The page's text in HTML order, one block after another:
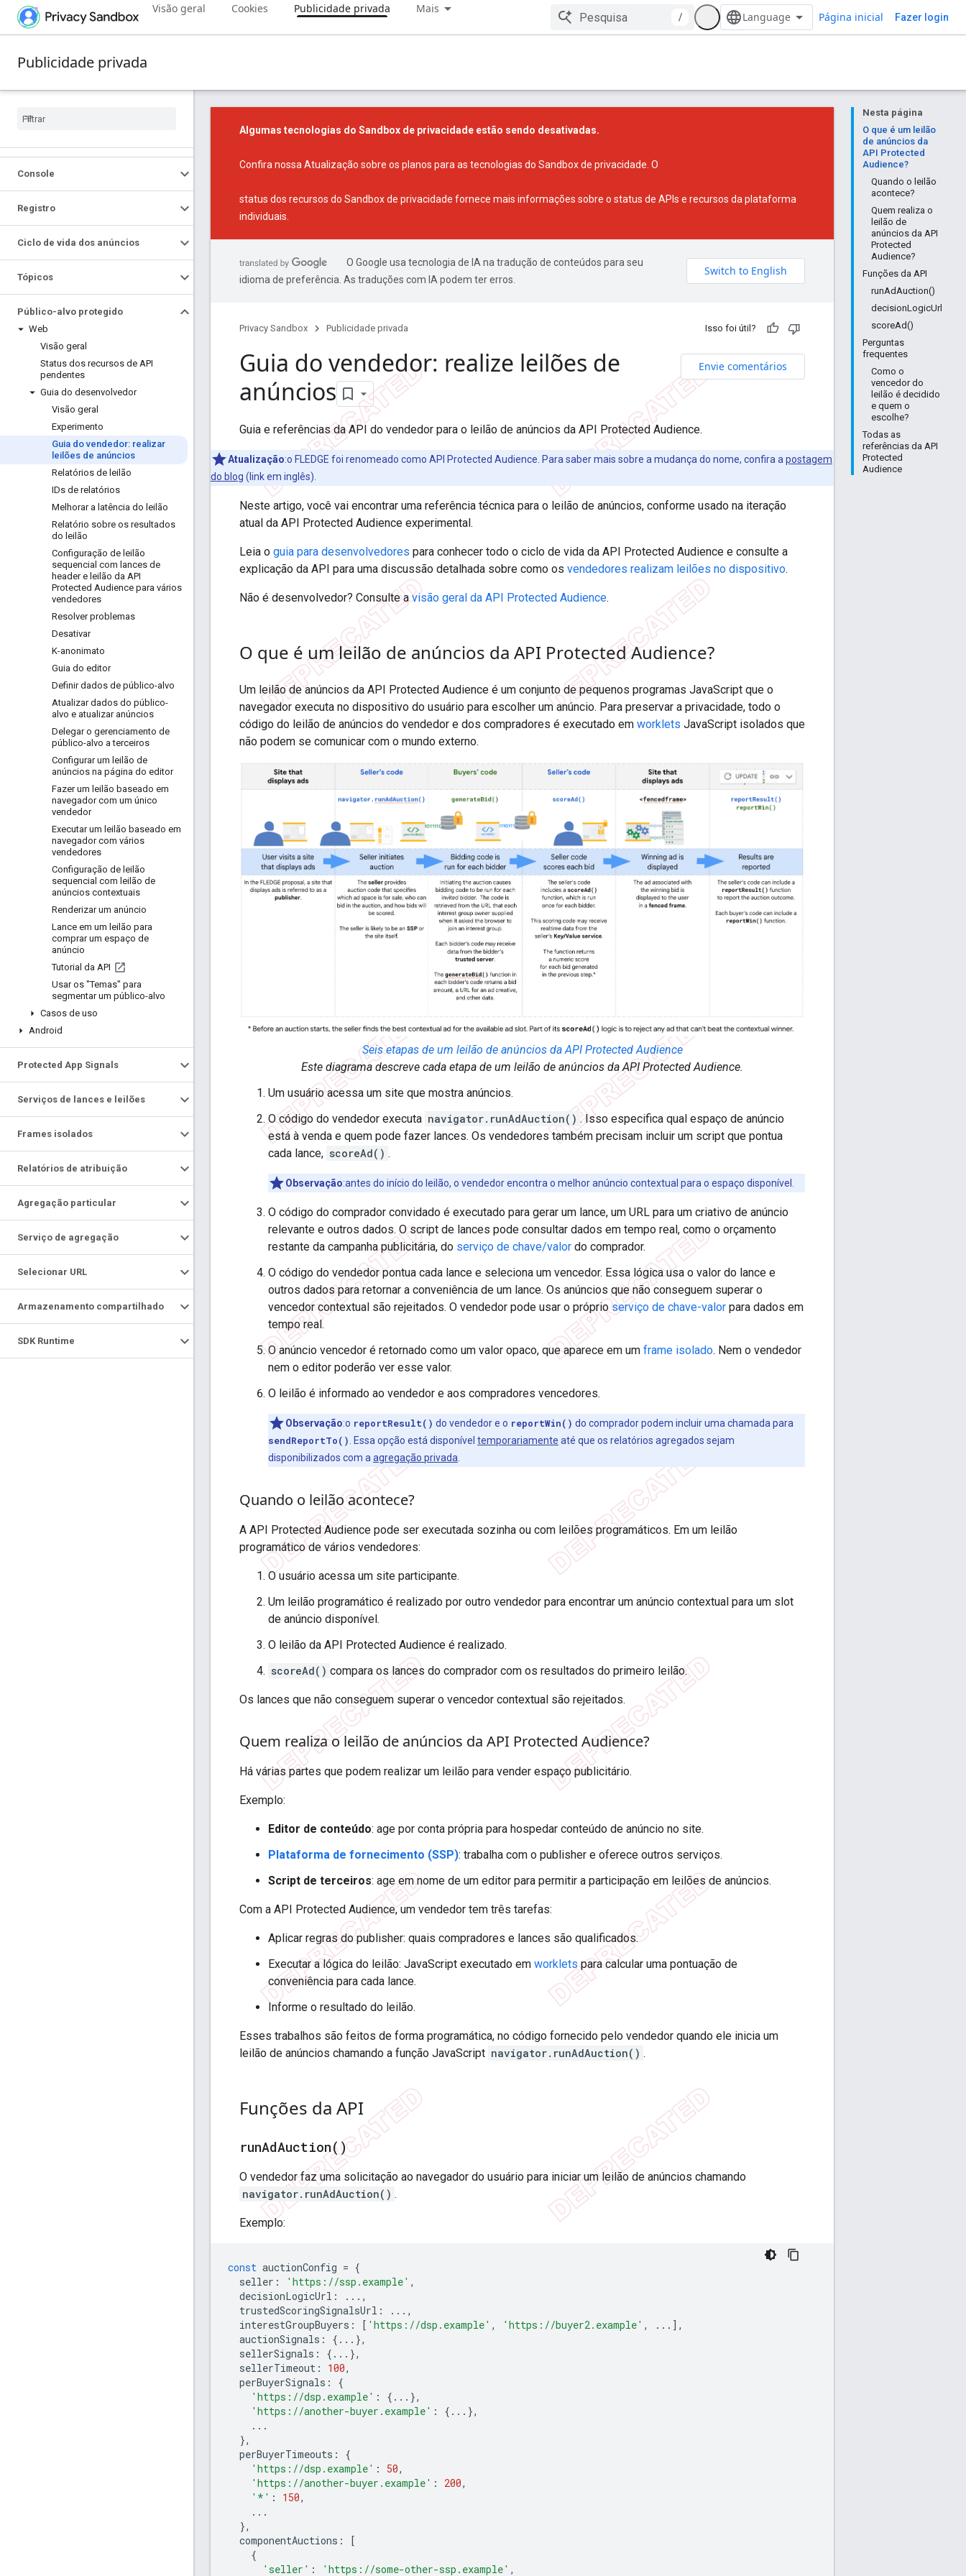
Visão geral Cookies Publicidade privada Mais
/ Página inicial Fazer login
Publicidade privada
Console
Registro
Ciclo de vida dos anúncios
Tópicos
Público-alvo protegido
Web
Visão geral
Status dos recursos de API
pendentes
Guia do desenvolvedor
Visão geral
Experimento
Guia do vendedor: realizar
leilões de anúncios
Relatórios de leilão
IDs de relatórios
Melhorar a latência do leilão
Relatório sobre os resultados
do leilão
Configuração de leilão
sequencial com lances de
header e leilão da API
Protected Audience para vários
vendedores
Resolver problemas
Desativar
K-anonimato
Guia do editor
Definir dados de público-alvo
Atualizar dados do público-
alvo e atualizar anúncios
Delegar o gerenciamento de
público-alvo a terceiros
Configurar um leilão de
anúncios na página do editor
Fazer um leilão baseado em
navegador com um único
vendedor
Executar um leilão baseado em
navegador com vários
vendedores
Configuração de leilão
sequencial com leilão de
anúncios contextuais
Renderizar um anúncio
Lance em um leilão para
comprar um espaço de
anúncio
Tutorial da API
Usar os "Temas" para
segmentar um público-alvo
Casos de uso
Android
Protected App Signals
Serviços de lances e leilões
Frames isolados
Relatórios de atribuição
Agregação particular
Serviço de agregação
Selecionar URL
Armazenamento compartilhado
SDK Runtime
Nesta página
O que é um leilão
de anúncios da
API Protected
Audience?
Quando o leilão
acontece?
Quem realiza o
leilão de
anúncios da API
Protected
Audience?
Funções da API
runAdAuction()
decisionLogicUrl
scoreAd()
Perguntas
frequentes
Como o
vencedor do
leilão é decidido
e quem o
escolhe?
Todas as
referências da API
Protected
Audience
Algumas tecnologias do Sandbox de privacidade estão sendo desativadas.
Confira nossa Atualização sobre os planos para as tecnologias do Sandbox de privacidade . O
status dos recursos do Sandbox de privacidade fornece mais informações sobre o status de APIs e recursos da plataforma
individuais.
O Google usa tecnologia de IA na tradução de conteúdos para seu
idioma de preferência. As traduções com IA podem ter erros.
Privacy Sandbox Publicidade privada Isso foi útil?
Envie comentários
Guia do vendedor: realize leilões de
anúncios
Guia e referências da API do vendedor para o leilão de anúncios da API Protected Audience.
Atualização:o FLEDGE foi renomeado como API Protected Audience. Para saber mais sobre a mudança do nome, confira apostagem
do blog (link em inglês).
Neste artigo, você vai encontrar uma referência técnica para o leilão de anúncios, conforme usado na iteração
atual da API Protected Audience experimental.
Leia o guia para desenvolvedores para conhecer todo o ciclo de vida da API Protected Audience e consulte a
explicação da API para uma discussão detalhada sobre como os vendedores realizam leilões no dispositivo.
Não é desenvolvedor? Consulte avisão geral da API Protected Audience.
O que é um leilão de anúncios da API Protected Audience?
Um leilão de anúncios da API Protected Audience é um conjunto de pequenos programas JavaScript que o
navegador executa no dispositivo do usuário para escolher um anúncio. Para preservar a privacidade, todo o
código do leilão de anúncios do vendedor e dos compradores é executado em worklets JavaScript isolados que
não podem se comunicar com o mundo externo.
Seis etapas de um leilão de anúncios da API Protected Audience
Este diagrama descreve cada etapa de um leilão de anúncios da API Protected Audience.
Um usuário acessa um site que mostra anúncios.
O código do vendedor executa navigator.runAdAuction() . Isso especifica qual espaço de anúncio
está à venda e quem pode fazer lances. Os vendedores também precisam incluir um script que pontua
cada lance, scoreAd() .
Observação:antes do início do leilão, o vendedor encontra o melhor anúncio contextual para o espaço disponível.
O código do comprador convidado é executado para gerar um lance, um URL para um criativo de anúncio
relevante e outros dados. O script de lances pode consultar dados em tempo real, como o orçamento
restante da campanha publicitária, do serviço de chave/valor do comprador.
O código do vendedor pontua cada lance e seleciona um vencedor. Essa lógica usa o valor do lance e
outros dados para retornar a conveniência de um lance. Os anúncios que não conseguem superar o
vencedor contextual são rejeitados. O vendedor pode usar o próprioserviço de chave-valor para dados em
tempo real.
O anúncio vencedor é retornado como um valor opaco, que aparece em um frame isolado. Nem o vendedor
nem o editor poderão ver esse valor.
O leilão é informado ao vendedor e aos compradores vencedores.
Observação:o reportResult() do vendedor e o reportWin() do comprador podem incluir uma chamada para
sendReportTo()
. Essa opção está disponível temporariamente até que os relatórios agregados sejam
disponibilizados com a agregação privada
Quando o leilão acontece?
A API Protected Audience pode ser executada sozinha ou com leilões programáticos. Em um leilão
programático de vários vendedores:
O usuário acessa um site participante.
Um leilão programático é realizado por outro vendedor para encontrar um anúncio contextual para um slot
de anúncio disponível.
O leilão da API Protected Audience é realizado.
scoreAd() compara os lances do comprador com os resultados do primeiro leilão.
Os lances que não conseguem superar o vencedor contextual são rejeitados.
Quem realiza o leilão de anúncios da API Protected Audience?
Há várias partes que podem realizar um leilão para vender espaço publicitário.
Exemplo:
Editor de conteúdo: age por conta própria para hospedar conteúdo de anúncio no site.
Plataforma de fornecimento (SSP): trabalha com o publisher e oferece outros serviços.
Script de terceiros: age em nome de um editor para permitir a participação em leilões de anúncios.
Com a API Protected Audience, um vendedor tem três tarefas:
Aplicar regras do publisher: quais compradores e lances são qualificados.
Executar a lógica do leilão: JavaScript executado em workletspara calcular uma pontuação de
conveniência para cada lance.
Informe o resultado do leilão.
Esses trabalhos são feitos de forma programática, no código fornecido pelo vendedor quando ele inicia um
leilão de anúncios chamando a função JavaScript navigator.runAdAuction() .
Funções da API
runAdAuction()
O vendedor faz uma solicitação ao navegador do usuário para iniciar um leilão de anúncios chamando
navigator.runAdAuction() .
Exemplo:
const auctionConfig = {
seller : 'https://ssp.example' ,
decisionLogicUrl :
...,
trustedScoringSignalsUrl :
...,
interestGroupBuyers : [ 'https://dsp.example' , 'https://buyer2.example' ,
...],
auctionSignals :
{...},
sellerSignals :
{...},
sellerTimeout : 100,
perBuyerSignals :
{
'https://dsp.example' :
{...},
'https://another-buyer.example' :
{...},
...
},
perBuyerTimeouts :
{
'https://dsp.example' : 50,
'https://another-buyer.example' : 200,
'*' : 150,
...
},
componentAuctions :
[
{
'seller' : 'https://some-other-ssp.example' ,